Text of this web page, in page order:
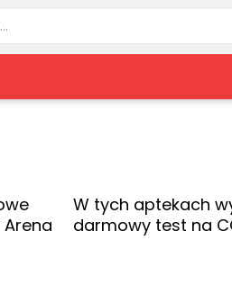
Wołów
Leksykon
W tych aptekach
darmowy test na